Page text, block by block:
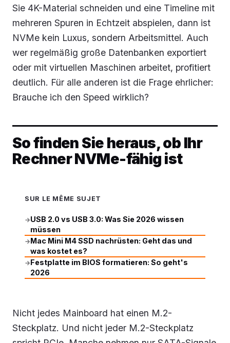
Sie 4K-Material schneiden und eine Timeline mit
mehreren Spuren in Echtzeit abspielen, dann ist
NVMe kein Luxus, sondern Arbeitsmittel. Auch
wer regelmäßig große Datenbanken exportiert
oder mit virtuellen Maschinen arbeitet, profitiert
deutlich. Für alle anderen ist die Frage ehrlicher:
Brauche ich den Speed wirklich?
So finden Sie heraus, ob Ihr
Rechner NVMe-fähig ist
SUR LE MÊME SUJET
→USB 2.0 vs USB 3.0: Was Sie 2026 wissen
müssen
→Mac Mini M4 SSD nachrüsten: Geht das und
was kostet es?
→Festplatte im BIOS formatieren: So geht's
2026
Nicht jedes Mainboard hat einen M.2-
Steckplatz. Und nicht jeder M.2-Steckplatz